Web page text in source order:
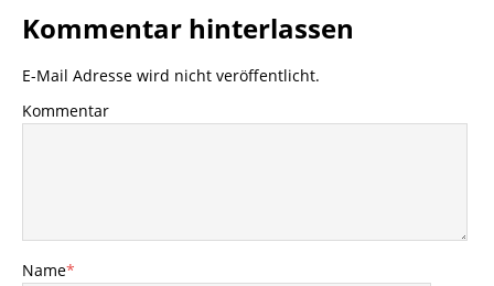
Kommentar hinterlassen
E-Mail Adresse wird nicht veröffentlicht.
Kommentar
Name*